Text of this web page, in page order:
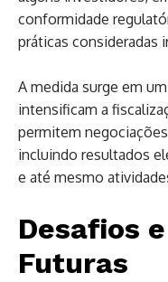
conformidade
práticas consideradas
A medida surge em
intensificam a
permitem
incluindo resultados
e até mesmo
Desafios
Futuras